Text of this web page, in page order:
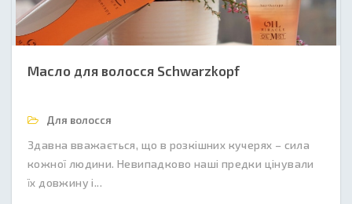
Масло для волосся Schwarzkopf
Для волосся
Здавна вважається, що в розкішних кучерях – сила
кожної людини. Невипадково наші предки цінували
їх довжину і...